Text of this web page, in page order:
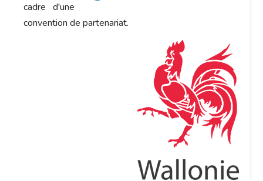
cadre d'une
convention de partenariat.